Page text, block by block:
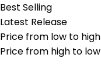
Best Selling
Latest Release
Price from low to high
Price from high to low